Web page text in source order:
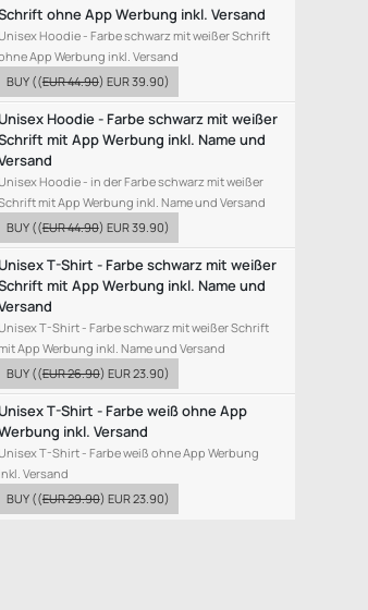
ohne App Werbung inkl. Versand
Hoodie - Farbe schwarz mit weißer Schrift
App Werbung inkl. Versand
BUY ((EUR 44.90) EUR 39.90)
Unisex Hoodie - Farbe schwarz mit weißer
mit App Werbung inkl. Name und
Hoodie - in der Farbe schwarz mit weißer
mit App Werbung inkl. Name und Versand
BUY ((EUR 44.90) EUR 39.90)
Unisex T-Shirt - Farbe schwarz mit weißer
mit App Werbung inkl. Name und
T-Shirt - Farbe schwarz mit weißer Schrift
App Werbung inkl. Name und Versand
BUY ((EUR 26.90) EUR 23.90)
Unisex T-Shirt - Farbe weiß ohne App
inkl. Versand
T-Shirt - Farbe weiß ohne App Werbung
inkl. Versand
BUY ((EUR 29.90) EUR 23.90)